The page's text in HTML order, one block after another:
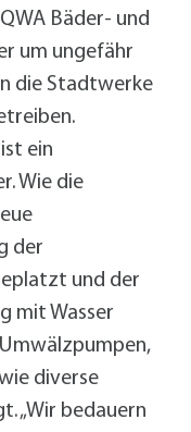
Bäder- und
um ungefähr
die Stadtwerke
ein
Wie die
der
und der
mit Wasser
diverse
„Wir bedauern